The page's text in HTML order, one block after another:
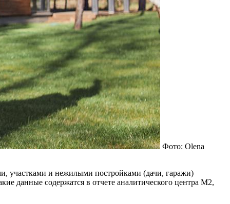
Фото: Olena
участками и нежилыми постройками (дачи, гаражи)
данные содержатся в отчете аналитического центра М2,